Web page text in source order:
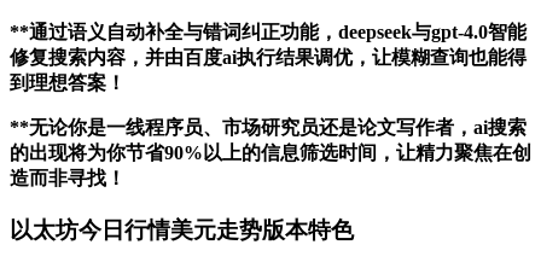
**通过语义自动补全与错词纠正功能，deepseek与gpt-4.0智能
修复搜索内容，并由百度ai执行结果调优，让模糊查询也能得
到理想答案！
**无论你是一线程序员、市场研究员还是论文写作者，ai搜索
的出现将为你节省90%以上的信息筛选时间，让精力聚焦在创
造而非寻找！
以太坊今日行情美元走势版本特色